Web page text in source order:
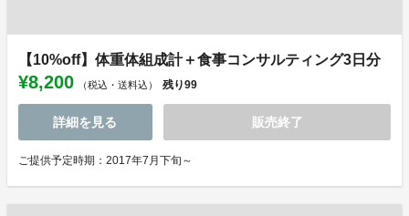
【10%off】体重体組成計＋食事コンサルティング3日分
¥8,200 （税込・送料込） 残り99
詳細を見る 販売終了
ご提供予定時期：2017年7月下旬～